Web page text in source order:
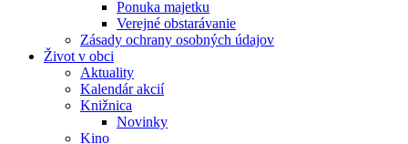
Ponuka majetku
Verejné obstarávanie
Zásady ochrany osobných údajov
Život v obci
Aktuality
Kalendár akcií
Knižnica
Novinky
Kino